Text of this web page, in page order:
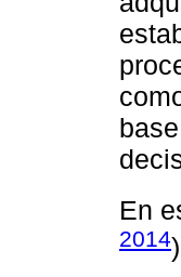
En
2014